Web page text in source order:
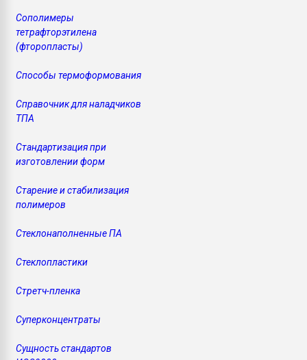
Сополимеры
тетрафторэтилена
(фторопласты)
Способы термоформования
Справочник для наладчиков
ТПА
Стандартизация при
изготовлении форм
Старение и стабилизация
полимеров
Стеклонаполненные ПА
Стеклопластики
Стретч-пленка
Суперконцентраты
Сущность стандартов